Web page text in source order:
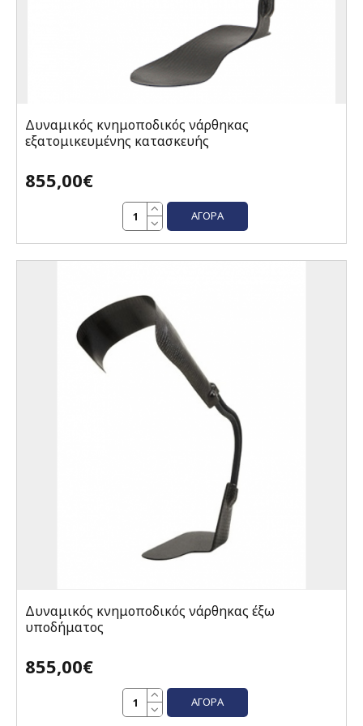
Δυναμικός κνημοποδικός νάρθηκας
εξατομικευμένης κατασκευής
855,00€
ΑΓΟΡΆ
Δυναμικός κνημοποδικός νάρθηκας έξω
υποδήματος
855,00€
ΑΓΟΡΆ